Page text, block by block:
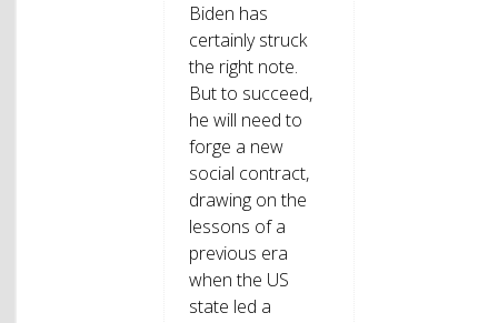
Biden has
certainly struck
the right note.
But to succeed,
he will need to
forge a new
social contract,
drawing on the
lessons of a
previous era
when the US
state led a